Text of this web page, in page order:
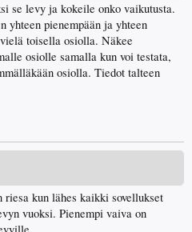
se levy ja kokeile onko vaikutusta.
yhteen pienempään ja yhteen
toisella osiolla. Näkee
osiolle samalla kun voi testata,
osiolla. Tiedot talteen
kun lähes kaikki sovellukset
vuoksi. Pienempi vaiva on